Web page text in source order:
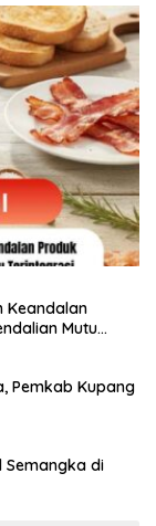
Keandalan
Mutu
Pemkab Kupang
Semangka di